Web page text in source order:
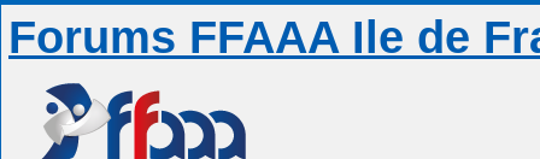
Forums FFAAA Ile de